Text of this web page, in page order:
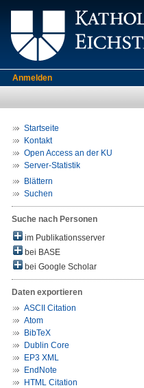
Anmelden
Startseite
Kontakt
Open Access an der KU
Server-Statistik
Blättern
Suchen
Suche nach Personen
im Publikationsserver
bei BASE
bei Google Scholar
Daten exportieren
ASCII Citation
Atom
BibTeX
Dublin Core
EP3 XML
EndNote
HTML Citation